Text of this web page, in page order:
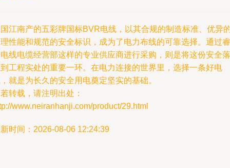
江南产的五彩牌国标BVR电线，以其合规的制造标准、优异
性能和规范的安全标识，成为了电力布线的可靠选择。通过睿
线电缆经营部这样的专业供应商进行采购，则是将这份安全落
工程实处的重要一环。在电力连接的世界里，选择一条好电
就是为长久的安全用电奠定坚实的基础。
转载，请注明出处：
www.neiranhanji.com/product/29.html
时间：2026-08-06 12:24:39